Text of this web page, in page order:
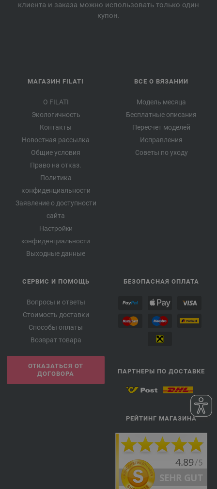
клиента и заказа можно использовать только один
купон.
МАГАЗИН FILATI
О FILATI
Экологичность
Контакты
Новостная рассылка
Общие условия
Право на отказ.
Политика
конфиденциальности
Заявление о доступности
сайта
Настройки
конфиденциальности
Выходные данные
ВСЕ О ВЯЗАНИИ
Модель месяца
Бесплатные описания
Пересчет моделей
Исправления
Советы по уходу
СЕРВИС И ПОМОЩЬ
Вопросы и ответы
Стоимость доставки
Способы оплаты
Возврат товара
ОТКАЗАТЬСЯ ОТ
ДОГОВОРА
БЕЗОПАСНАЯ ОПЛАТА
ПАРТНЕРЫ ПО ДОСТАВКЕ
РЕЙТИНГ МАГАЗИНА